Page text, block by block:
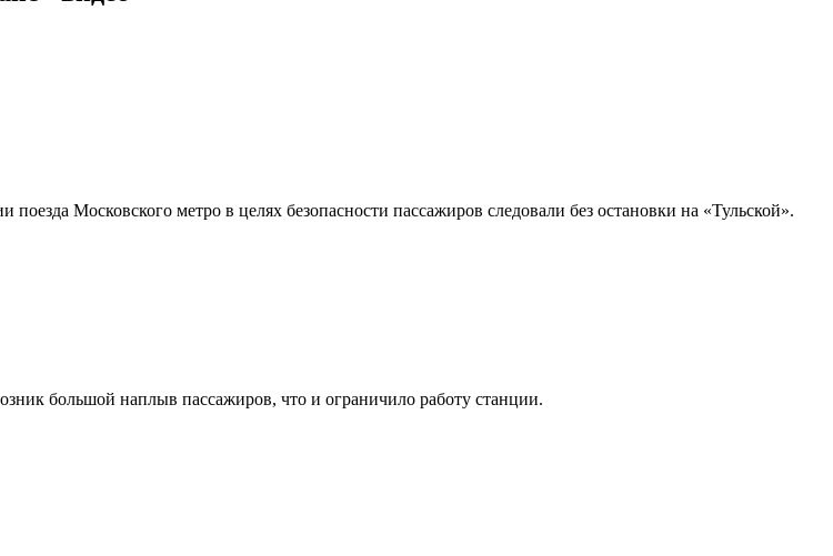
Московского метро в целях безопасности пассажиров следовали без остановки на «Тульской».
большой наплыв пассажиров, что и ограничило работу станции.